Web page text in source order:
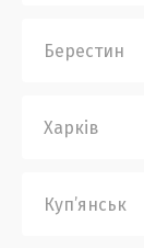
Берестин
Харків
Куп’янськ